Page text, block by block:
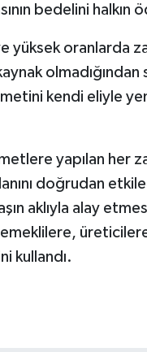
bedelini halkın
yüksek oranlarda
kendi eliyle
yapılan her
doğrudan
aklıyla alay
kullandı.